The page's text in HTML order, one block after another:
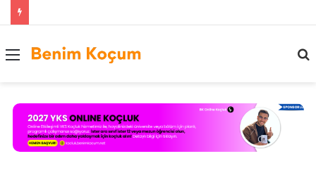
Menü